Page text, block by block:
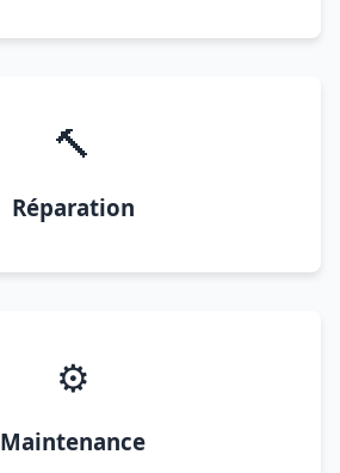
🔨
Réparation
⚙️
Maintenance